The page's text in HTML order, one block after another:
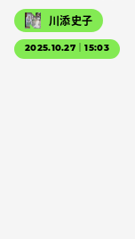
川添史子
2025.10.27｜15:03